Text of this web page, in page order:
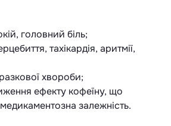
головний біль;
тахікардія, аритмії,
хвороби;
ефекту кофеїну, що
залежність.